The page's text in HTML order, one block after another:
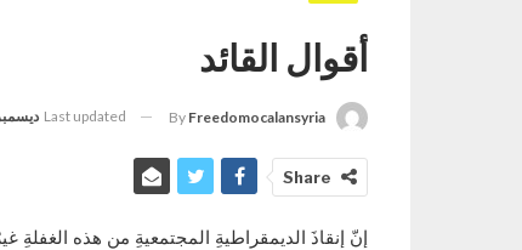
أقوال القائد
By Freedomocalansyria
Last updated ديسمبر 15,
Share
إنّ إنقاذَ الديمقراطيةِ المجتمعيةِ من هذه الغفلةِ